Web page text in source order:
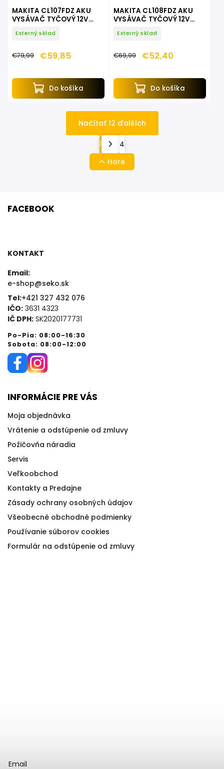
MAKITA CL107FDZ AKU
VYSÁVAČ TYČOVÝ 12V
Externý sklad
€79,99 €59,85
Do košíka
MAKITA CL108FDZ AKU
VYSÁVAČ TYČOVÝ 12V
Externý sklad
€69,99 €52,40
Do košíka
Načítať 12 ďalších
1
4
Hore
FACEBOOK
KONTAKT
Email:
e-shop@seko.sk
Tel:+421 327 432 076
IČO: 3631 4323
IČ DPH: SK2020177731
Po-Pia: 08:00-16:30
Sobota: 08:00-12:00
INFORMÁCIE PRE VÁS
Moja objednávka
Vrátenie a odstúpenie od zmluvy
Požičovňa náradia
Servis
Veľkoobchod
Kontakty a Predajne
Zásady ochrany osobných údajov
Všeobecné obchodné podmienky
Používanie súborov cookies
Formulár na odstúpenie od zmluvy
Email